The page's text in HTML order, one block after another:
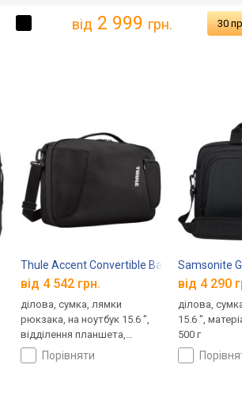
від 2 999 грн. 30
Thule Accent Convertible Backpack 17L
від 4 542 грн.
ділова, сумка, лямки
рюкзака, на ноутбук 15.6 ",
відділення планшета,
матеріал: поліестер, 1100 г
порівняти
Samsonite
від 4 290
ділова,
15.6 ",
500 г